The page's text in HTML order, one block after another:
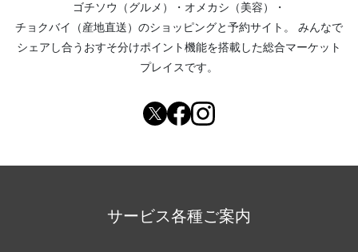
ゴチソウ（グルメ）
・ オメカシ（美容）
・
チョクバイ（産地直送） のショッピングと予約サイト。
みんなで
シェアし合う おすそ分けポイント機能を搭載した総合マーケット
プレイスです。
サービス各種ご案内